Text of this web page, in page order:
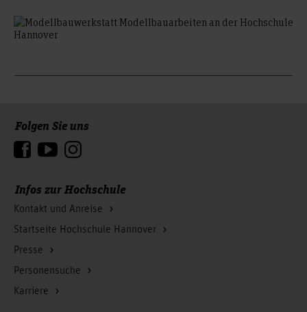
Infos zur Hochschule
Kontakt und Anreise
Startseite Hochschule Hannover
Presse
Personensuche
Karriere
Folgen Sie uns